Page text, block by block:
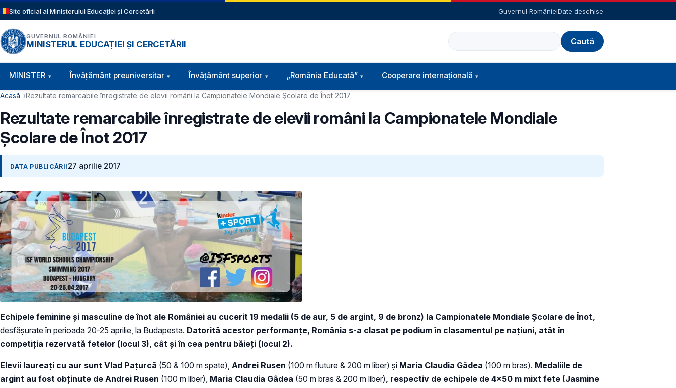
Sari la conținutul principal
Site oficial al Ministerului Educației și Cercetării Guvernul RomânieiDate deschise
GUVERNUL ROMÂNIEI
MINISTERUL EDUCAȚIEI ȘI CERCETĂRII
Caută
Navigație principală
MINISTER Învăţământ preuniversitar Învățământ superior „România Educată” Cooperare internațională
Cale de navigare
Acasă Rezultate remarcabile înregistrate de elevii români la Campionatele Mondiale Şcolare de Înot 2017
Rezultate remarcabile înregistrate de elevii români la Campionatele Mondiale
Şcolare de Înot 2017
DATA PUBLICĂRII 27 aprilie 2017
Echipele feminine și masculine de înot ale României au cucerit 19 medalii (5 de aur, 5 de argint, 9 de bronz) la Campionatele Mondiale Şcolare de Înot,
desfășurate în perioada 20-25 aprilie, la Budapesta. Datorită acestor performanțe, România s-a clasat pe podium în clasamentul pe naţiuni, atât în
competiția rezervată fetelor (locul 3), cât și în cea pentru băieți (locul 2).
Elevii laureați cu aur sunt Vlad Pațurcă (50 & 100 m spate), Andrei Rusen (100 m fluture & 200 m liber) și Maria Claudia Gâdea (100 m bras). Medaliile de
argint au fost obținute de Andrei Rusen (100 m liber), Maria Claudia Gâdea (50 m bras & 200 m liber), respectiv de echipele de 4×50 m mixt fete (Jasmine